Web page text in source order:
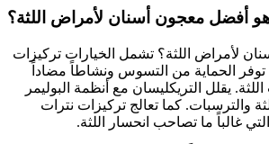
أفضل معجون أسنان لأمراض اللثة؟
لأمراض اللثة؟ تشمل الخيارات تركيزات
توفر الحماية من التسوس ونشاطاً مضاداً
يقلل التريكليسان مع أنظمة البوليمر
والترسبات. كما تعالج تركيزات نترات
غالباً ما تصاحب انحسار اللثة.